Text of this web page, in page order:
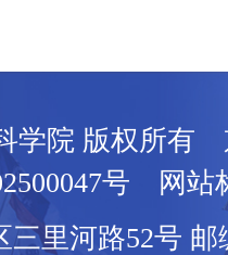
学院 版权所有
号 网站
里河路52号 邮